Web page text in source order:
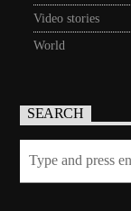
Video stories
World
SEARCH